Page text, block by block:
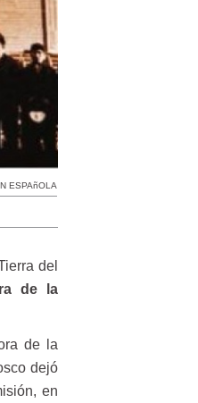
ESPAñOLA
del
de la
de la
dejó
en